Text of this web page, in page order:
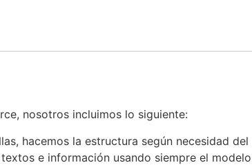
nosotros incluimos lo siguiente:
hacemos la estructura según necesidad
e información usando siempre el